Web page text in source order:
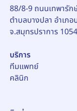
88/8-9 ถนนเทพารัก
ตำบลบางปลา อำเภอ
จ.สมุทรปราการ
บริการ
ทีมแพทย์
คลินิก